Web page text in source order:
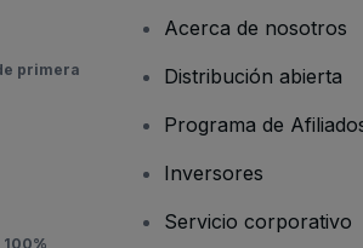
primera
Acerca de nosotros
Distribución abierta
Programa de
Inversores
Servicio corporativo